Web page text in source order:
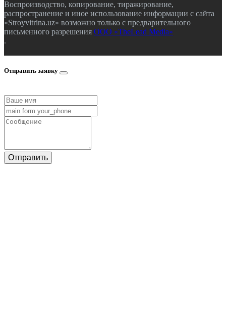
Воспроизводство, копирование, тиражирование,
распространение и иное использование информации с сайта
«Stroyvitrina.uz» возможно только с предварительного
письменного разрешения ООО «TheLead Media»
.
Отправить заявку
Отправить